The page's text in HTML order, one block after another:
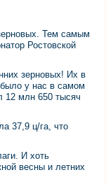
Тем самым
Ростовской
зерновых! Их в
у нас в самом
12 млн 650 тысяч
37,9 ц/га, что
И хоть
весны и летних